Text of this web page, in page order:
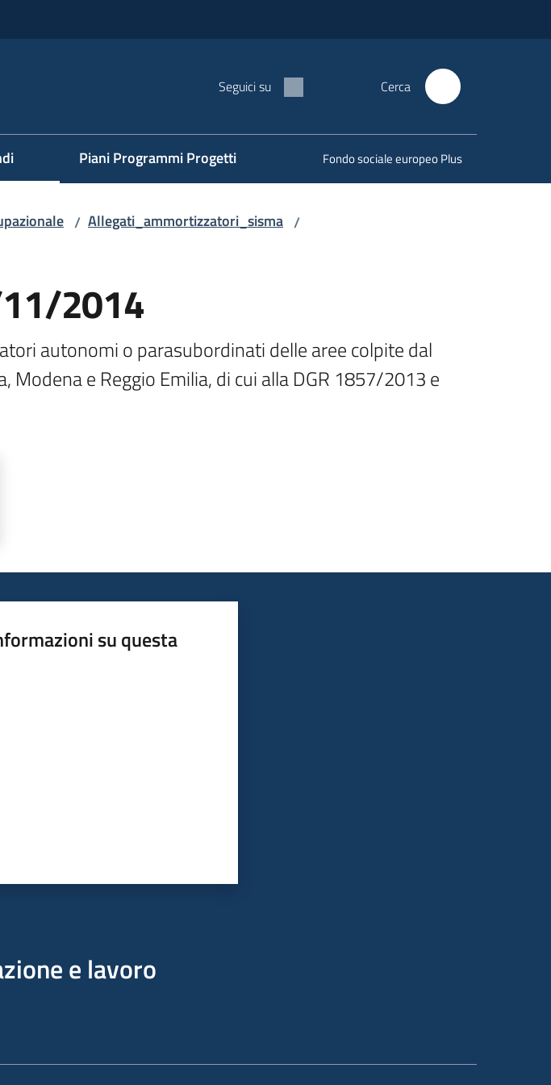
Seguici su Cerca
Piani Programmi Progetti Fondo sociale europeo Plus
/ Allegati_ammortizzatori_sisma /
11/2014
autonomi o parasubordinati delle aree colpite dal
e Reggio Emilia, di cui alla DGR 1857/2013 e
su questa
e lavoro